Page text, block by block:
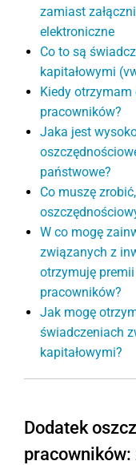
zamiast
elektroniczne
Co to są
kapitałowymi
Kiedy
pracowników?
Jaka jest
państwowe?
Co muszę
W co mogę
związanych z
otrzymuję
pracowników?
Jak mogę
świadczeniach
kapitałowymi?
Dodatek
pracowników: